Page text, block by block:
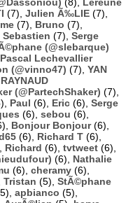
(7), Julien Ã‰LIE (7),
(7), Bruno (7),
Sebastien (7), Serge
(@slebarque)
Pascal Lechevallier
(@vinno47) (7), YAN
(@PartechShaker) (7),
Paul (6), Eric (6), Serge
(6), sebou (6),
Bonjour Bonjour(6),
(6), Richard T (6),
Richard (6), tvtweet (6),
(6), Nathalie
(6), cheramy (6),
Tristan (5), StÃ©phane
apbianco (5),